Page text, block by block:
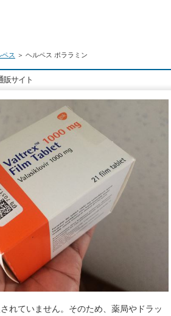
ペス ＞ ヘルペス ポララミン
販サイト
れていません。そのため、薬局やドラッ